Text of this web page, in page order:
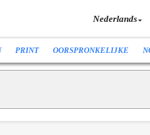
Nederlands
PRINT OORSPRONKELIJKE